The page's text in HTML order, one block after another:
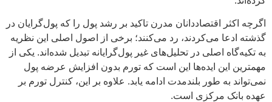
اگرچه اکثر اقتصاددانان مدرن تاکید بر رشد پول را که پول‌گرایان در
گذشته ادعا می‌کردند، رد می‌کنند؛ برخی از اصول اصلی این نظریه
به تکیه‌گاه اصلی در تحلیل‌های غیر پول‌گرایانه تبدیل شده‌اند. یکی از
مهمترین این ایده‌ها این است که تورم بدون افزایش عرضه پول
نمی‌تواند به طور بلندمدت ادامه یابد. علاوه بر این، کنترل تورم بر
عهده بانک مرکزی است.